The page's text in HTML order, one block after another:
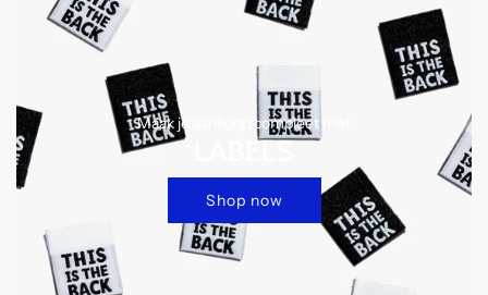
Maak je aankoop compleet met
LABELS
Shop now